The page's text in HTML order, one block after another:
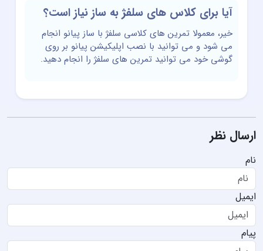
آیا برای کلاس های سلفژ به ساز نیاز است؟
خیر، معمولا تمرین های کلاسی سلفژ با ساز پیانو انجام
می شود و می توانید با نصب اپلیکیشن پیانو بر روی
گوشی خود می توانید تمرین های سلفژ را انجام دهید.
ارسال نظر
نام
ایمیل
پیام